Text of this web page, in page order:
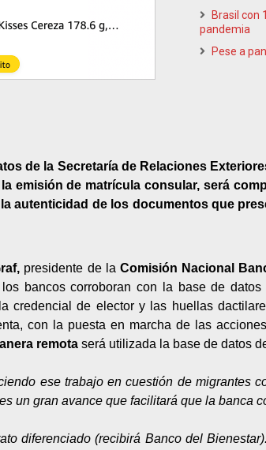
Brasil con
pandemia
Pese a
de la Secretaría de Relaciones
emisión de matrícula consular, será
autenticidad de los documentos que
presidente de la Comisión Nacional
bancos corroboran con la base de
credencial de elector y las huellas
con la puesta en marcha de las
remota será utilizada la base de datos
ese trabajo en cuestión de migrantes
un gran avance que facilitará que la banca
diferenciado (recibirá Banco del